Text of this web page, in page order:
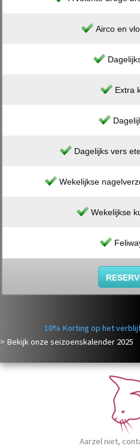
Airco en
Extra
Dagelijks vers
Wekelijkse
Wekelijkse
10% Korting op het
> Bekijk onze seizoenskalender 2025
Aarzel niet,